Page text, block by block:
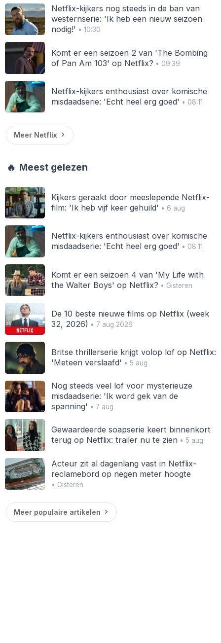
Netflix-kijkers nog steeds in de ban van
westernserie: 'Ik heb een nieuw seizoen
nodig!' • 10:30
Komt er een seizoen 2 van 'The Bombing
of Pan Am 103' op Netflix? • 09:39
Netflix-kijkers enthousiast over komische
misdaadserie: 'Echt heel erg goed' • 08:11
Meer Netflix
🔥 Meest gelezen
Kijkers geraakt door meeslepende Netflix-
film: 'Ik heb vijf keer gehuild' • 6 aug
Netflix-kijkers enthousiast over komische
misdaadserie: 'Echt heel erg goed' • 08:11
Komt er een seizoen 4 van 'My Life with
the Walter Boys' op Netflix? • Gisteren
De 10 beste nieuwe films op Netflix (week
32, 2026) • 7 aug 2026
Britse thrillerserie krijgt volop lof op Netflix:
'Meteen verslaafd' • 5 aug
Nog steeds veel lof voor mysterieuze
misdaadserie: 'Ik word gek van de
spanning' • 7 aug
Gewaardeerde soapserie keert binnenkort
terug op Netflix: trailer nu te zien• 5 aug
Acteur zit al dagenlang vast in Netflix-
reclamebord op negen meter hoogte
• Gisteren
Meer populaire artikelen